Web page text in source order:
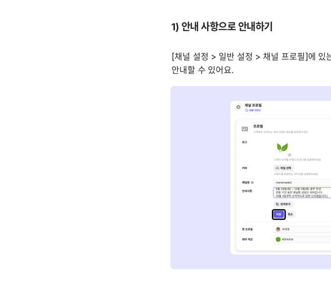
1) 안내 사항으로 안내하기
[채널 설정 > 일반 설정 > 채널 프로필]에 있
안내할 수 있어요.